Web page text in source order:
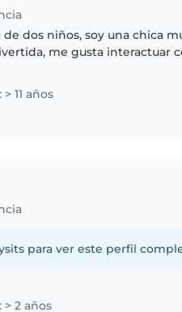
dos niños, soy una chica
me gusta interactuar
11 años
para ver este perfil
> 2 años